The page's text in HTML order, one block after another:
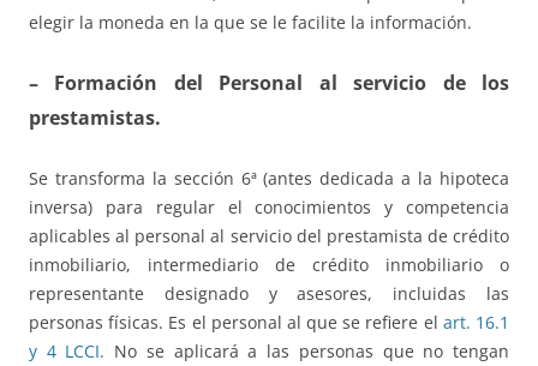
elegir la moneda en la que se le facilite la información.
– Formación del Personal al servicio de los
prestamistas.
Se transforma la sección 6ª (antes dedicada a la hipoteca
inversa) para regular el conocimientos y competencia
aplicables al personal al servicio del prestamista de crédito
inmobiliario, intermediario de crédito inmobiliario o
representante designado y asesores, incluidas las
personas físicas. Es el personal al que se refiere el art. 16.1
y 4 LCCI. No se aplicará a las personas que no tengan